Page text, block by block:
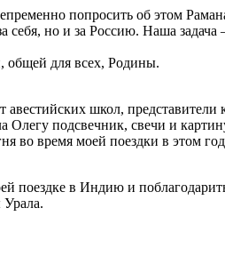
попросить об этом
но и за Россию. Наша задача
общей для всех, Родины.
школ,
подсвечник, свечи и
во время моей поездки в этом
поездке в Индию и